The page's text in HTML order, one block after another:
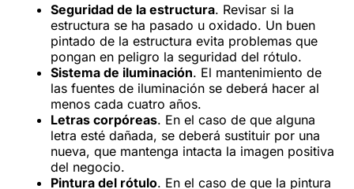
Seguridad de la estructura. Revisar si la
estructura se ha pasado u oxidado. Un buen
pintado de la estructura evita problemas que
pongan en peligro la seguridad del rótulo.
Sistema de iluminación. El mantenimiento de
las fuentes de iluminación se deberá hacer al
menos cada cuatro años.
Letras corpóreas. En el caso de que alguna
letra esté dañada, se deberá sustituir por una
nueva, que mantenga intacta la imagen positiva
del negocio.
Pintura del rótulo. En el caso de que la pintura